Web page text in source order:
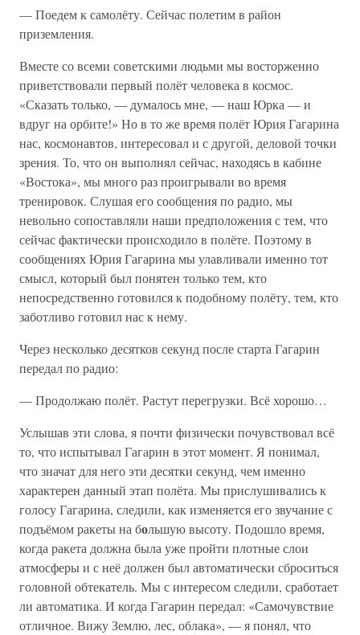
— Поедем к самолёту. Сейчас полетим в район
приземления.
Вместе со всеми советскими людьми мы восторженно
приветствовали первый полёт человека в космос.
«Сказать только, — думалось мне, — наш Юрка — и
вдруг на орбите!» Но в то же время полёт Юрия Гагарина
нас, космонавтов, интересовал и с другой, деловой точки
зрения. То, что он выполнял сейчас, находясь в кабине
«Востока», мы много раз проигрывали во время
тренировок. Слушая его сообщения по радио, мы
невольно сопоставляли наши предположения с тем, что
сейчас фактически происходило в полёте. Поэтому в
сообщениях Юрия Гагарина мы улавливали именно тот
смысл, который был понятен только тем, кто
непосредственно готовился к подобному полёту, тем, кто
заботливо готовил нас к нему.
Через несколько десятков секунд после старта Гагарин
передал по радио:
— Продолжаю полёт. Растут перегрузки. Всё хорошо…
Услышав эти слова, я почти физически почувствовал всё
то, что испытывал Гагарин в этот момент. Я понимал,
что значат для него эти десятки секунд, чем именно
характерен данный этап полёта. Мы прислушивались к
голосу Гагарина, следили, как изменяется его звучание с
подъёмом ракеты на большую высоту. Подошло время,
когда ракета должна была уже пройти плотные слои
атмосферы и с неё должен был автоматически сброситься
головной обтекатель. Мы с интересом следили, сработает
ли автоматика. И когда Гагарин передал: «Самочувствие
отличное. Вижу Землю, лес, облака», — я понял, что